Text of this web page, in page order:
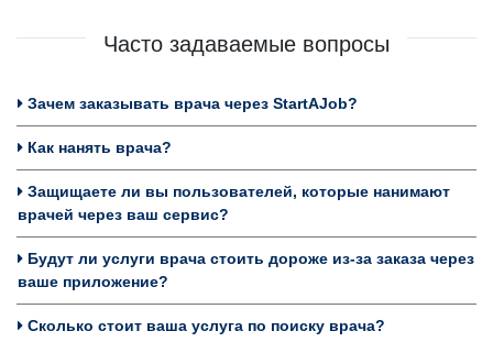
Часто задаваемые вопросы
Зачем заказывать врача через StartAJob?
Как нанять врача?
Защищаете ли вы пользователей, которые нанимают
врачей через ваш сервис?
Будут ли услуги врача стоить дороже из-за заказа через
ваше приложение?
Сколько стоит ваша услуга по поиску врача?